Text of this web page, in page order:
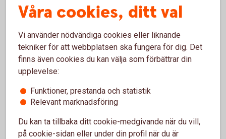
Pris
Säkerhet på internet
Våra cookies, ditt val
Vi använder nödvändiga cookies eller liknande
tekniker för att webbplatsen ska fungera för dig. Det
finns även cookies du kan välja som förbättrar din
upplevelse:
Funktioner, prestanda och statistik
Relevant marknadsföring
Du kan ta tillbaka ditt cookie-medgivande när du vill,
på cookie-sidan eller under din profil när du är